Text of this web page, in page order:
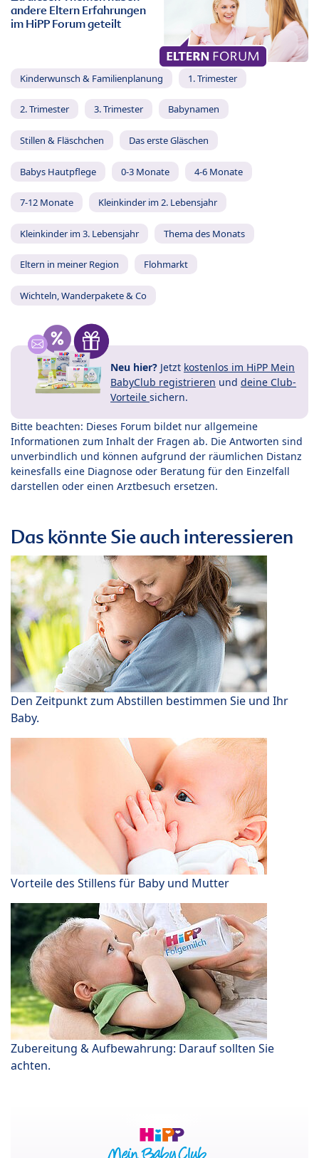
andere Eltern Erfahrungen
im HiPP Forum geteilt
Kinderwunsch & Familienplanung 1. Trimester
2. Trimester 3. Trimester Babynamen
Stillen & Fläschchen Das erste Gläschen
Babys Hautpflege 0-3 Monate 4-6 Monate
7-12 Monate Kleinkinder im 2. Lebensjahr
Kleinkinder im 3. Lebensjahr Thema des Monats
Eltern in meiner Region Flohmarkt
Wichteln, Wanderpakete & Co
Neu hier? Jetzt kostenlos im HiPP Mein
BabyClub registrieren und deine Club-
Vorteile sichern.
Bitte beachten: Dieses Forum bildet nur allgemeine
Informationen zum Inhalt der Fragen ab. Die Antworten sind
unverbindlich und können aufgrund der räumlichen Distanz
keinesfalls eine Diagnose oder Beratung für den Einzelfall
darstellen oder einen Arztbesuch ersetzen.
Das könnte Sie auch interessieren
Den Zeitpunkt zum Abstillen bestimmen Sie und Ihr
Baby.
Vorteile des Stillens für Baby und Mutter
Zubereitung & Aufbewahrung: Darauf sollten Sie
achten.